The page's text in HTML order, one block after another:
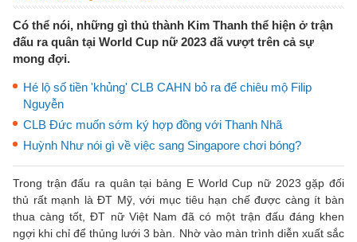
Có thể nói, những gì thủ thành Kim Thanh thể hiện ở trận
đấu ra quân tại World Cup nữ 2023 đã vượt trên cả sự
mong đợi.
Hé lộ số tiền 'khủng' CLB CAHN bỏ ra để chiêu mộ Filip
Nguyễn
CLB Đức muốn sớm ký hợp đồng với Thanh Nhã
Huỳnh Như nói gì về việc sang Singapore chơi bóng?
Trong trận đấu ra quân tại bảng E World Cup nữ 2023 gặp đối
thủ rất mạnh là ĐT Mỹ, với mục tiêu hạn chế được càng ít bàn
thua càng tốt, ĐT nữ Việt Nam đã có một trận đấu đáng khen
ngợi khi chỉ để thủng lưới 3 bàn. Nhờ vào màn trình diễn xuất sắc